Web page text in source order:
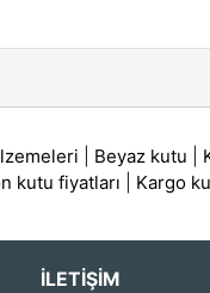
Beyaz kutu
kutu fiyatları Kargo
İLETIŞIM